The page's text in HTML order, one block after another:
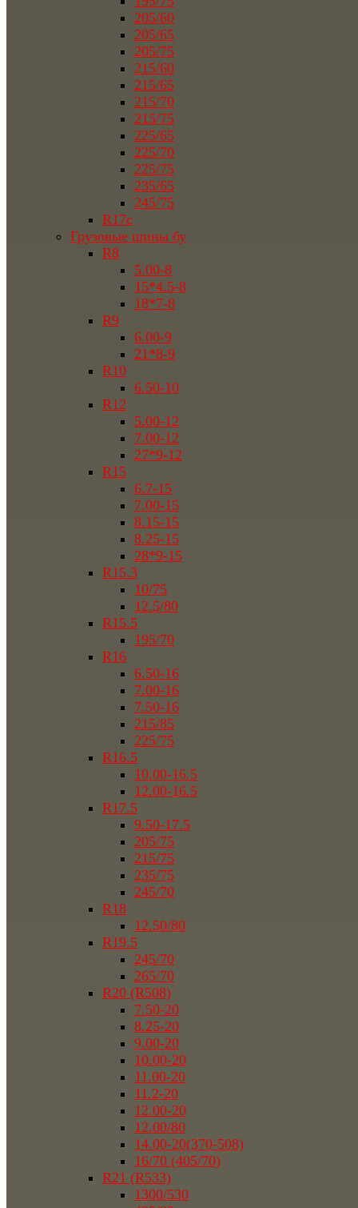
205/60
205/65
205/75
215/60
215/65
215/70
215/75
225/65
225/70
225/75
235/65
245/75
R17c
Грузовые шины бу
R8
5.00-8
15*4.5-8
18*7-8
R9
6.00-9
21*8-9
R10
6.50-10
R12
5.00-12
7.00-12
27*9-12
R15
6.7-15
7.00-15
8.15-15
8.25-15
28*9-15
R15.3
10/75
12.5/80
R15.5
195/70
R16
6.50-16
7.00-16
7.50-16
215/85
225/75
R16.5
10.00-16.5
12.00-16.5
R17.5
9.50-17.5
205/75
215/75
235/75
245/70
R18
12.50/80
R19.5
245/70
265/70
R20 (R508)
7.50-20
8.25-20
9.00-20
10.00-20
11.00-20
11.2-20
12.00-20
12.00/80
14.00-20(370-508)
16/70 (405/70)
R21 (R533)
1300/530